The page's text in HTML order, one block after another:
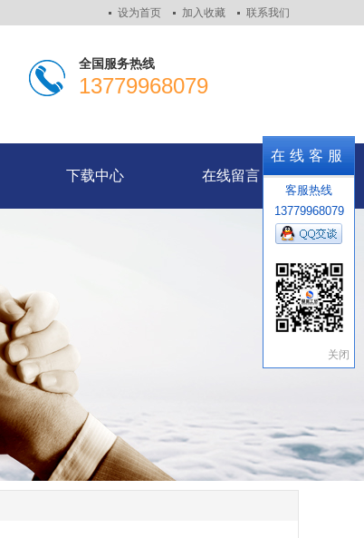
设为首页 加入收藏 联系我们
全国服务热线
13779968079
下载中心 在线留言
在线客服
客服热线
13779968079
关闭